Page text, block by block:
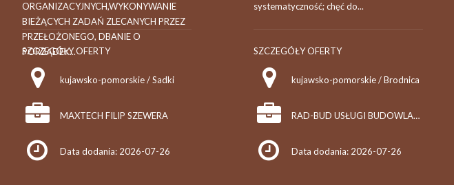
ORGANIZACYJNYCH,WYKONYWANIE
BIEŻĄCYCH ZADAŃ ZLECANYCH PRZEZ
PRZEŁOŻONEGO, DBANIE O
PORZĄDEK...
SZCZEGÓŁY OFERTY
kujawsko-pomorskie / Sadki
MAXTECH FILIP SZEWERA
Data dodania: 2026-07-26
systematyczność; chęć do...
SZCZEGÓŁY OFERTY
kujawsko-pomorskie / Brodnica
RAD-BUD USŁUGI BUDOWLANE SŁAWOMIR KWIETNIEWSKI
Data dodania: 2026-07-26